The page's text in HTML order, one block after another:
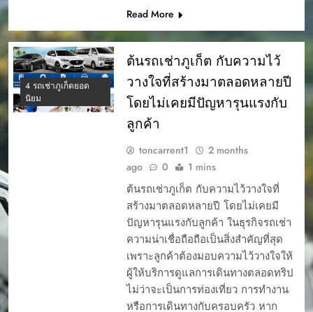
Read More
4 รถเช่าภูเก็ตยอด
นิยม
ต้นรถเช่าภูเก็ต กับความไว้
วางใจที่สร้างมาตลอดหลายปี
โดยไม่เคยมีปัญหารุนแรงกับ
ลูกค้า
toncarrent1
2 months
ago
0 1 mins
ต้นรถเช่าภูเก็ต กับความไว้วางใจที่
สร้างมาตลอดหลายปี โดยไม่เคยมี
ปัญหารุนแรงกับลูกค้า ในธุรกิจรถเช่า
ความน่าเชื่อถือถือเป็นสิ่งสำคัญที่สุด
เพราะลูกค้าต้องมอบความไว้วางใจให้
ผู้ให้บริการดูแลการเดินทางตลอดทริป
ไม่ว่าจะเป็นการท่องเที่ยว การทำงาน
หรือการเดินทางกับครอบครัว หาก